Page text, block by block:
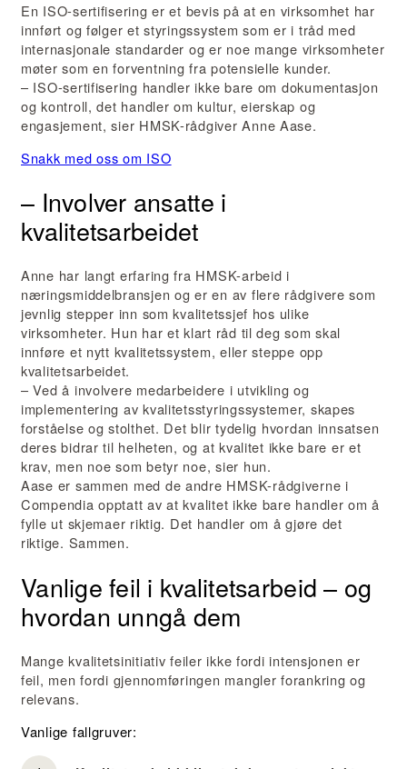
En ISO-sertifisering er et bevis på at en virksomhet har
innført og følger et styringssystem som er i tråd med
internasjonale standarder og er noe mange virksomheter
møter som en forventning fra potensielle kunder.
– ISO-sertifisering handler ikke bare om dokumentasjon
og kontroll, det handler om kultur, eierskap og
engasjement, sier HMSK-rådgiver Anne Aase.
Snakk med oss om ISO
– Involver ansatte i
kvalitetsarbeidet
Anne har langt erfaring fra HMSK-arbeid i
næringsmiddelbransjen og er en av flere rådgivere som
jevnlig stepper inn som kvalitetssjef hos ulike
virksomheter. Hun har et klart råd til deg som skal
innføre et nytt kvalitetssystem, eller steppe opp
kvalitetsarbeidet.
– Ved å involvere medarbeidere i utvikling og
implementering av kvalitetsstyringssystemer, skapes
forståelse og stolthet. Det blir tydelig hvordan innsatsen
deres bidrar til helheten, og at kvalitet ikke bare er et
krav, men noe som betyr noe, sier hun.
Aase er sammen med de andre HMSK-rådgiverne i
Compendia opptatt av at kvalitet ikke bare handler om å
fylle ut skjemaer riktig. Det handler om å gjøre det
riktige. Sammen.
Vanlige feil i kvalitetsarbeid – og
hvordan unngå dem
Mange kvalitetsinitiativ feiler ikke fordi intensjonen er
feil, men fordi gjennomføringen mangler forankring og
relevans.
Vanlige fallgruver: